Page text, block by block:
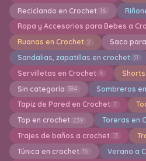
Reciclando en Crochet 16
Ropa y Accesorios para Bebes a
Ruanas en Crochet 2 Saco
Sandalias, zapatillas en crochet 31
Servilletas en Crochet 6
Sin categoría 384 Sombreros
Tapiz de Pared en Crochet 7
Top en crochet 239 Toreras en
Trajes de baños a crochet 13
Túnica en crochet 15 Verano a